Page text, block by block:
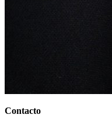
Contacto